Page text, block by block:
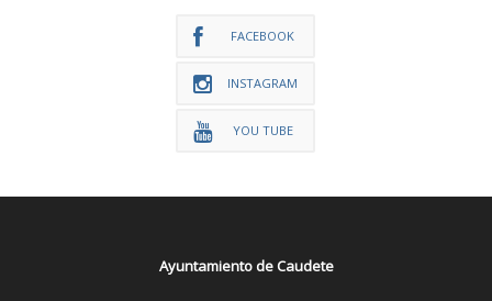
FACEBOOK
INSTAGRAM
YOU TUBE
Ayuntamiento de Caudete